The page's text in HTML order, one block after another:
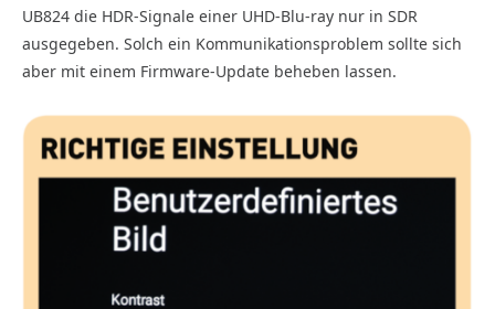
UB824 die HDR-Signale einer UHD-Blu-ray nur in SDR
ausgegeben. Solch ein Kommunikationsproblem sollte sich
aber mit einem Firmware-Update beheben lassen.